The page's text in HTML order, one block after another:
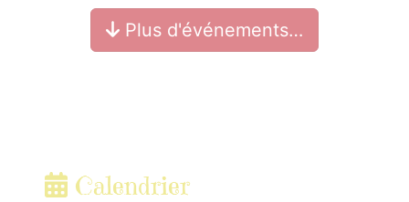
Plus d'événements…
Calendrier